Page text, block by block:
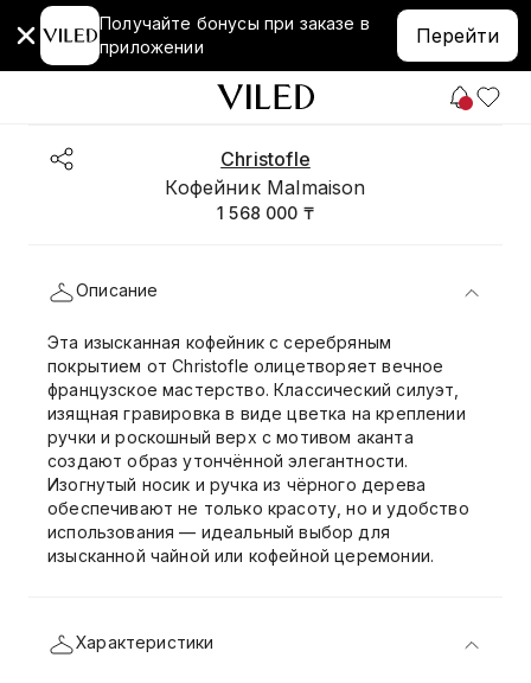
Получайте бонусы при заказе в
приложении
Перейти
Christofle
Кофейник Malmaison
1 568 000 ₸
Описание
Эта изысканная кофейник с серебряным
покрытием от Christofle олицетворяет вечное
французское мастерство. Классический силуэт,
изящная гравировка в виде цветка на креплении
ручки и роскошный верх с мотивом аканта
создают образ утончённой элегантности.
Изогнутый носик и ручка из чёрного дерева
обеспечивают не только красоту, но и удобство
использования — идеальный выбор для
изысканной чайной или кофейной церемонии.
Характеристики